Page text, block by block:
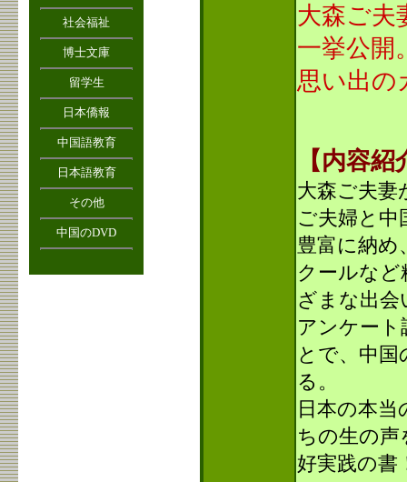
社会福祉
博士文庫
留学生
日本僑報
中国語教育
日本語教育
その他
中国のDVD
大森ご夫
一挙公開
思い出の
【内容紹
大森ご夫妻
ご夫婦と中
豊富に納め
クールな
ざまな出
アンケー
とで、中
る。
日本の本
ちの生の
好実践の書